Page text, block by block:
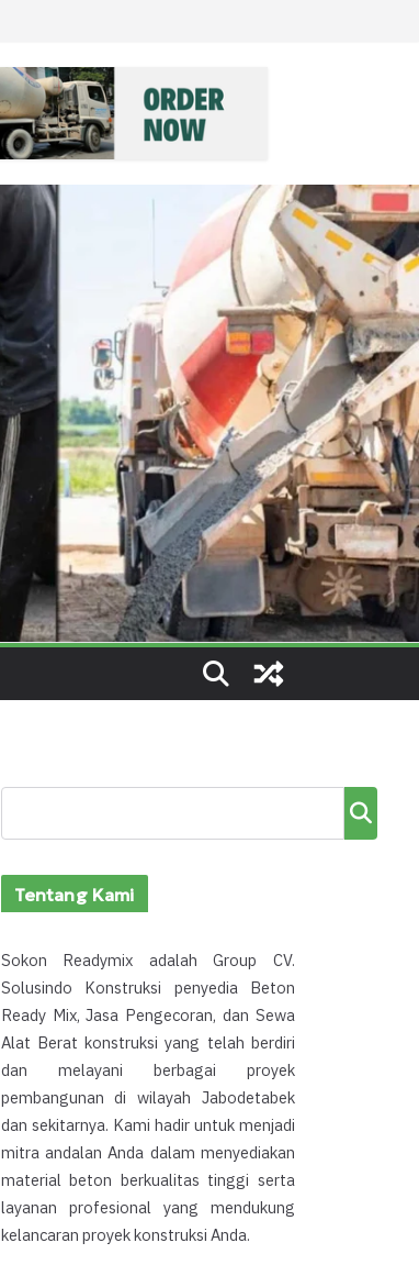
Cari
Tentang Kami
Sokon Readymix adalah Group CV.
Solusindo Konstruksi penyedia Beton
Ready Mix, Jasa Pengecoran, dan Sewa
Alat Berat konstruksi yang telah berdiri
dan melayani berbagai proyek
pembangunan di wilayah Jabodetabek
dan sekitarnya. Kami hadir untuk menjadi
mitra andalan Anda dalam menyediakan
material beton berkualitas tinggi serta
layanan profesional yang mendukung
kelancaran proyek konstruksi Anda.